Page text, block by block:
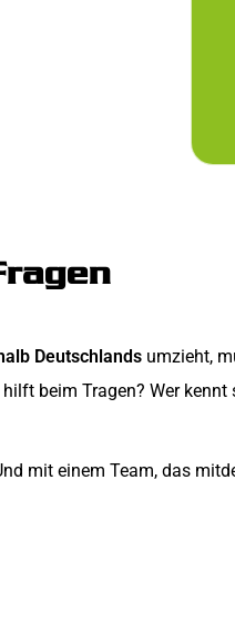
Deutschlands umzieht,
beim Tragen? Wer
mit einem Team, das